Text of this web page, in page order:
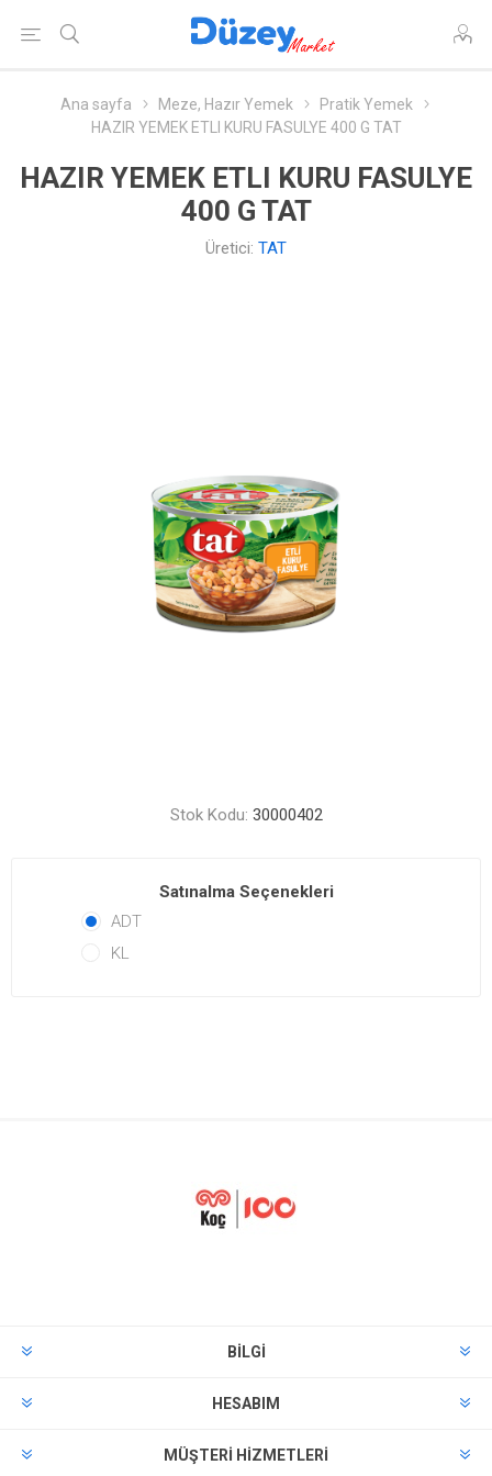
Ana sayfa Meze, Hazır Yemek
Pratik Yemek
HAZIR YEMEK ETLI KURU FASULYE 400 G TAT
HAZIR YEMEK ETLI KURU FASULYE
400 G TAT
Üretici: TAT
Stok Kodu: 30000402
Satınalma Seçenekleri
ADT
KL
BILGI
HESABIM
MÜŞTERI HIZMETLERI